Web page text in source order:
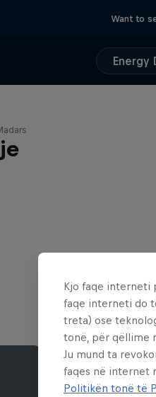
Want to
Energy
Kjo faqe interneti
faqe interneti do
treta) ose
tonë, për qëllime
Ju mund ta
faqes në internet
Politikën tonë të